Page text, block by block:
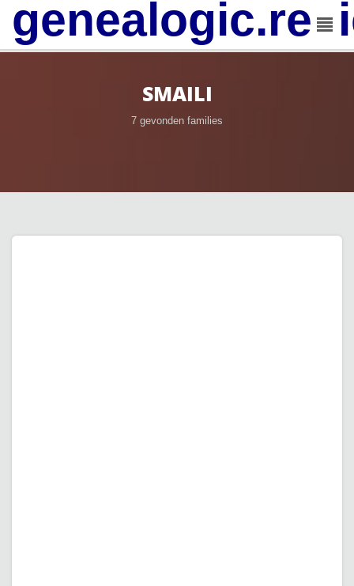
SMAILI
7 gevonden families